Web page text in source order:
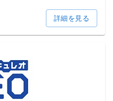
詳細を見る